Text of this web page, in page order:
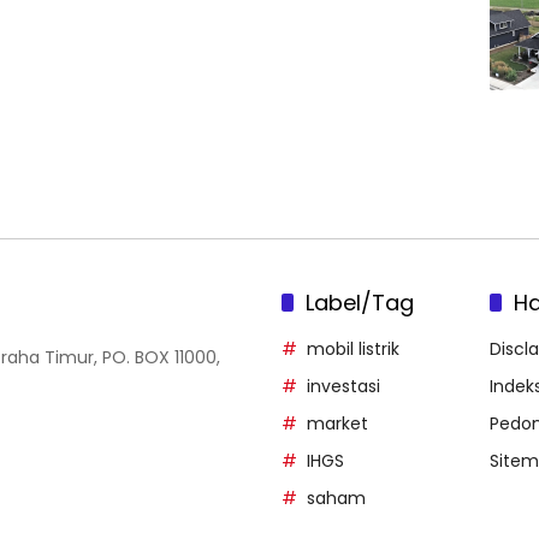
Timur, PO. BOX 11000,
Label/Tag
mobil listrik
investasi
market
IHGS
saham